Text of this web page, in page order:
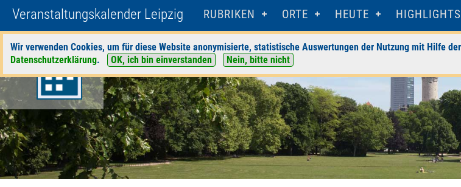
Veranstaltungskalender Leipzig RUBRIKEN ORTE HEUTE HIGHLIGHTS
Wir verwenden Cookies, um für diese Website anonymisierte, statistische Auswertungen der Nutzung mit Hilfe
Datenschutzerklärung. OK, ich bin einverstanden Nein, bitte nicht